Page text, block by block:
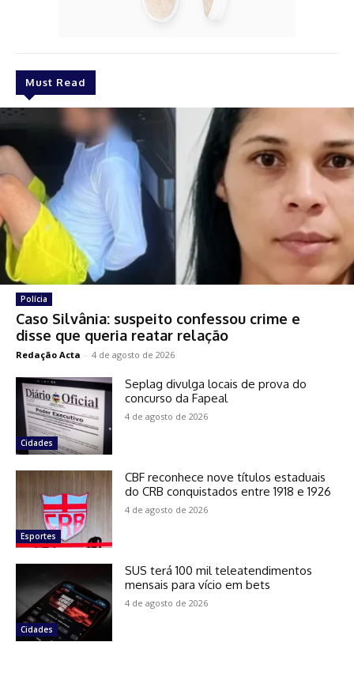
Must Read
Polícia
Caso Silvânia: suspeito confessou crime e
disse que queria reatar relação
Redação Acta - 4 de agosto de 2026
Cidades
Seplag divulga locais de prova do
concurso da Fapeal
4 de agosto de 2026
Esportes
CBF reconhece nove títulos estaduais
do CRB conquistados entre 1918 e 1926
4 de agosto de 2026
Cidades
SUS terá 100 mil teleatendimentos
mensais para vício em bets
4 de agosto de 2026